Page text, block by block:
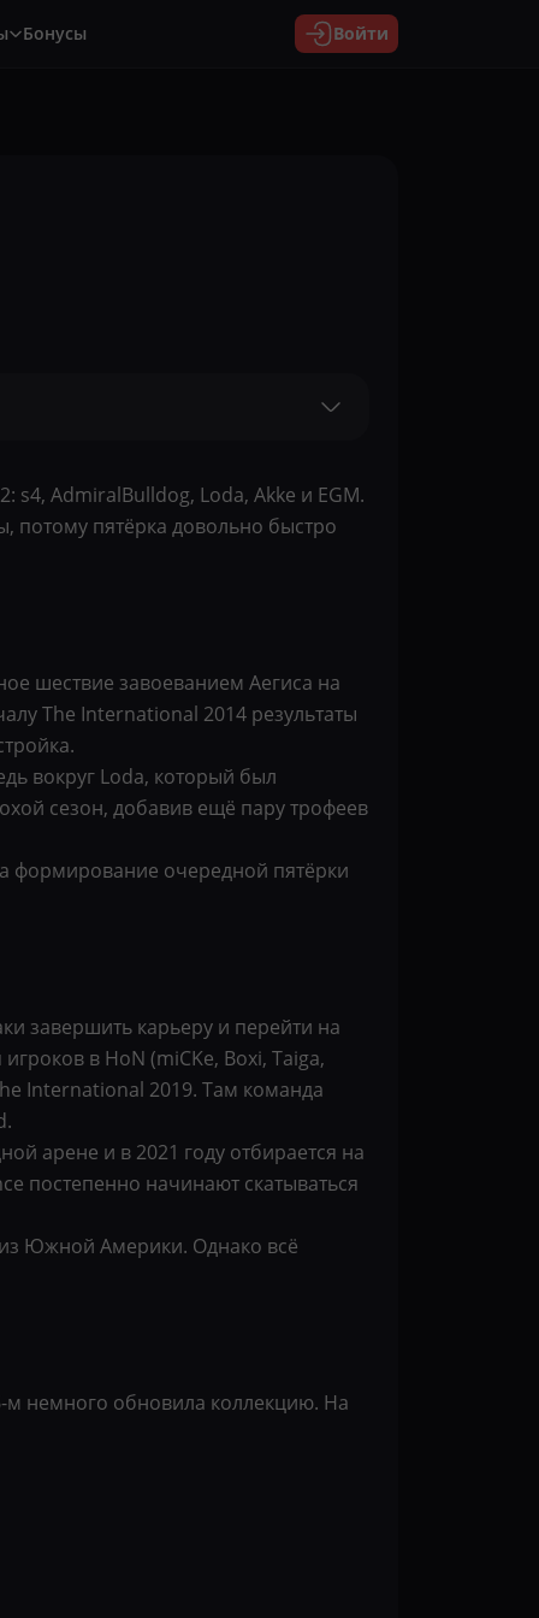
Бонусы Войти
s4, AdmiralBulldog, Loda, Akke и EGM.
потому пятёрка довольно быстро
шествие завоеванием Аегиса на
The International 2014 результаты
вокруг Loda, который был
сезон, добавив ещё пару трофеев
формирование очередной пятёрки
завершить карьеру и перейти на
в HoN (miCKe, Boxi, Taiga,
International 2019. Там команда
арене и в 2021 году отбирается на
постепенно начинают скатываться
из Южной Америки. Однако всё
м немного обновила коллекцию. На